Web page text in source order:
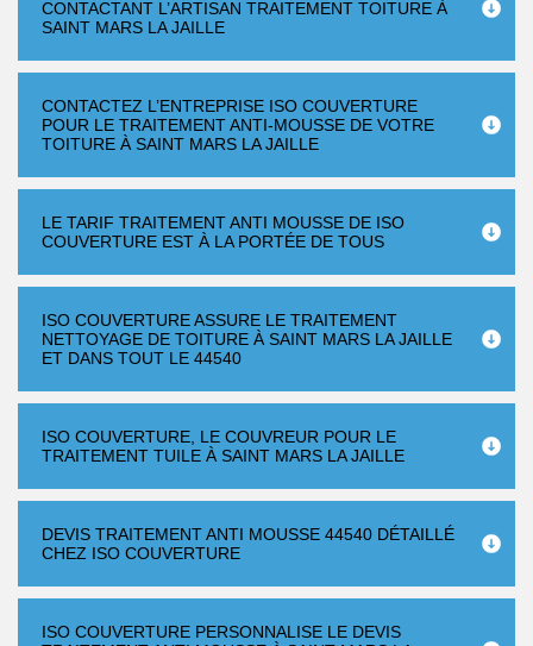
CONTACTANT L’ARTISAN TRAITEMENT TOITURE À
SAINT MARS LA JAILLE
CONTACTEZ L’ENTREPRISE ISO COUVERTURE
POUR LE TRAITEMENT ANTI-MOUSSE DE VOTRE
TOITURE À SAINT MARS LA JAILLE
LE TARIF TRAITEMENT ANTI MOUSSE DE ISO
COUVERTURE EST À LA PORTÉE DE TOUS
ISO COUVERTURE ASSURE LE TRAITEMENT
NETTOYAGE DE TOITURE À SAINT MARS LA JAILLE
ET DANS TOUT LE 44540
ISO COUVERTURE, LE COUVREUR POUR LE
TRAITEMENT TUILE À SAINT MARS LA JAILLE
DEVIS TRAITEMENT ANTI MOUSSE 44540 DÉTAILLÉ
CHEZ ISO COUVERTURE
ISO COUVERTURE PERSONNALISE LE DEVIS